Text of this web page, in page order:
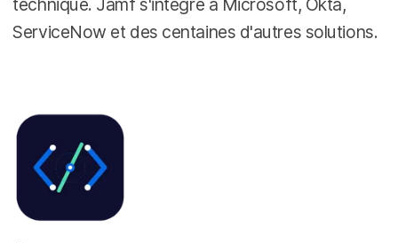
technique. Jamf s'intègre à Microsoft, Okta,
ServiceNow et des centaines d'autres solutions.